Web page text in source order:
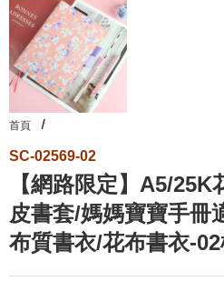
首頁
SC-02569-02
【網路限定】A5/
皮書套/媽媽寶寶手冊
布質書衣/花布書衣-